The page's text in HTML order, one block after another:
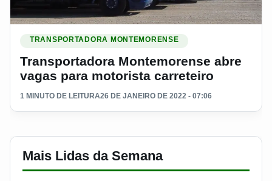
TRANSPORTADORA MONTEMORENSE
Transportadora Montemorense abre
vagas para motorista carreteiro
1 MINUTO DE LEITURA26 DE JANEIRO DE 2022 - 07:06
Mais Lidas da Semana